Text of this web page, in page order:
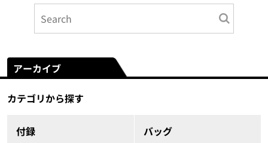
アーカイブ
カテゴリから探す
付録 バッグ